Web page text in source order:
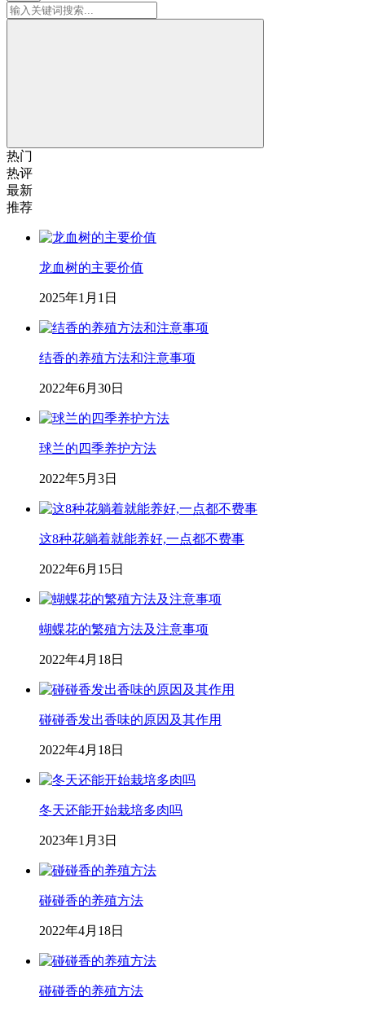
热门
热评
最新
推荐
龙血树的主要价值
2025年1月1日
结香的养殖方法和注意事项
2022年6月30日
球兰的四季养护方法
2022年5月3日
这8种花躺着就能养好,一点都不费事
2022年6月15日
蝴蝶花的繁殖方法及注意事项
2022年4月18日
碰碰香发出香味的原因及其作用
2022年4月18日
冬天还能开始栽培多肉吗
2023年1月3日
碰碰香的养殖方法
2022年4月18日
碰碰香的养殖方法